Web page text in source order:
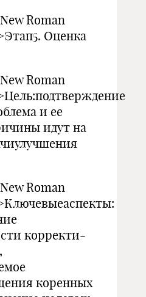
Roman
Оценка
Roman
и ее
идут на
Roman
корректи­
коренных